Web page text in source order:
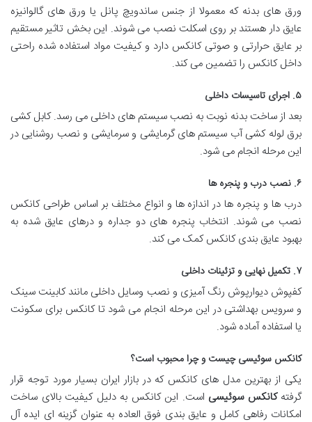
ورق های بدنه که معمولا از جنس ساندویچ پانل یا ورق های گالوانیزه
عایق دار هستند بر روی اسکلت نصب می شوند. این بخش تاثیر مستقیم
بر عایق حرارتی و صوتی کانکس دارد و کیفیت مواد استفاده شده راحتی
داخل کانکس را تضمین می کند.
۵. اجرای تاسیسات داخلی
بعد از ساخت بدنه نوبت به نصب سیستم های داخلی می رسد. کابل کشی
برق لوله کشی آب سیستم های گرمایشی و سرمایشی و نصب روشنایی در
این مرحله انجام می شود.
۶. نصب درب و پنجره ها
درب ها و پنجره ها در اندازه ها و انواع مختلف بر اساس طراحی کانکس
نصب می شوند. انتخاب پنجره های دو جداره و درهای عایق شده به
بهبود عایق بندی کانکس کمک می کند.
۷. تکمیل نهایی و تزئینات داخلی
کفپوش دیوارپوش رنگ آمیزی و نصب وسایل داخلی مانند کابینت سینک
و سرویس بهداشتی در این مرحله انجام می شود تا کانکس برای سکونت
یا استفاده آماده شود.
کانکس سوئیسی چیست و چرا محبوب است؟
یکی از بهترین مدل های کانکس که در بازار ایران بسیار مورد توجه قرار
گرفتهکانکس سوئیسی است. این کانکس به دلیل کیفیت بالای ساخت
امکانات رفاهی کامل و عایق بندی فوق العاده به عنوان گزینه ای ایده آل